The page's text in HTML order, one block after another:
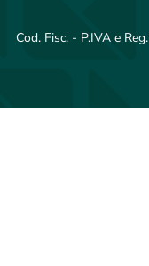
Cod. Fisc. - P.IVA e